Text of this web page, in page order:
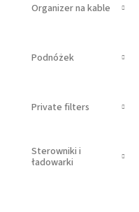
Organizer na kable
Podnóżek
Private filters
Sterowniki i
ładowarki